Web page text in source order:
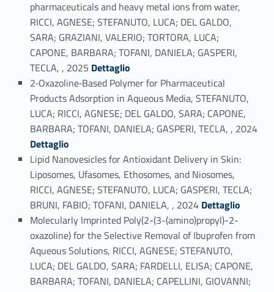
pharmaceuticals and heavy metal ions from water,
RICCI, AGNESE; STEFANUTO, LUCA; DEL GALDO,
SARA; GRAZIANI, VALERIO; TORTORA, LUCA;
CAPONE, BARBARA; TOFANI, DANIELA; GASPERI,
TECLA, , 2025 Link identifier #identifier_person_127475-2Dettaglio
2‐Oxazoline‐Based Polymer for Pharmaceutical
Products Adsorption in Aqueous Media, STEFANUTO,
LUCA; RICCI, AGNESE; DEL GALDO, SARA; CAPONE,
BARBARA; TOFANI, DANIELA; GASPERI, TECLA, , 2024
Dettaglio
Lipid Nanovesicles for Antioxidant Delivery in Skin:
Liposomes, Ufasomes, Ethosomes, and Niosomes,
RICCI, AGNESE; STEFANUTO, LUCA; GASPERI, TECLA;
BRUNI, FABIO; TOFANI, DANIELA, , 2024 Link identifier #identifier_person_51230-4Dettaglio
Molecularly Imprinted Poly(2-(3-(amino)propyl)-2-
oxazoline) for the Selective Removal of Ibuprofen from
Aqueous Solutions, RICCI, AGNESE; STEFANUTO,
LUCA; DEL GALDO, SARA; FARDELLI, ELISA; CAPONE,
BARBARA; TOFANI, DANIELA; CAPELLINI, GIOVANNI;